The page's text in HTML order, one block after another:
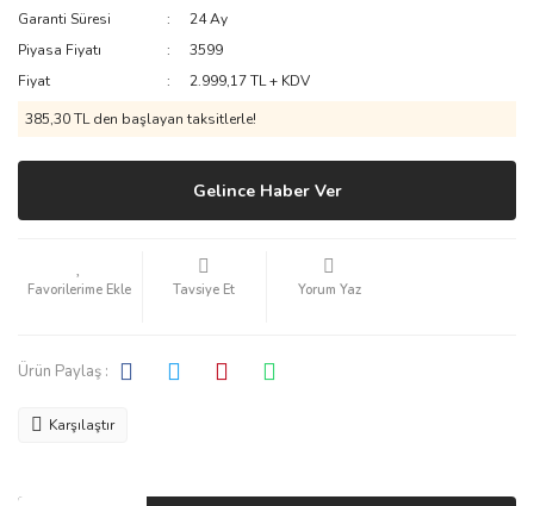
Garanti Süresi
24 Ay
Piyasa Fiyatı
3599
Fiyat
2.999,17 TL + KDV
385,30 TL den başlayan taksitlerle!
Gelince Haber Ver
Tavsiye Et Yorum Yaz
Ürün Paylaş :
Karşılaştır